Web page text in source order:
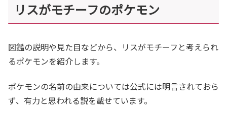
リスがモチーフのポケモン
図鑑の説明や見た目などから、リスがモチーフと考えられ
るポケモンを紹介します。
ポケモンの名前の由来については公式には明言されておら
ず、有力と思われる説を載せています。